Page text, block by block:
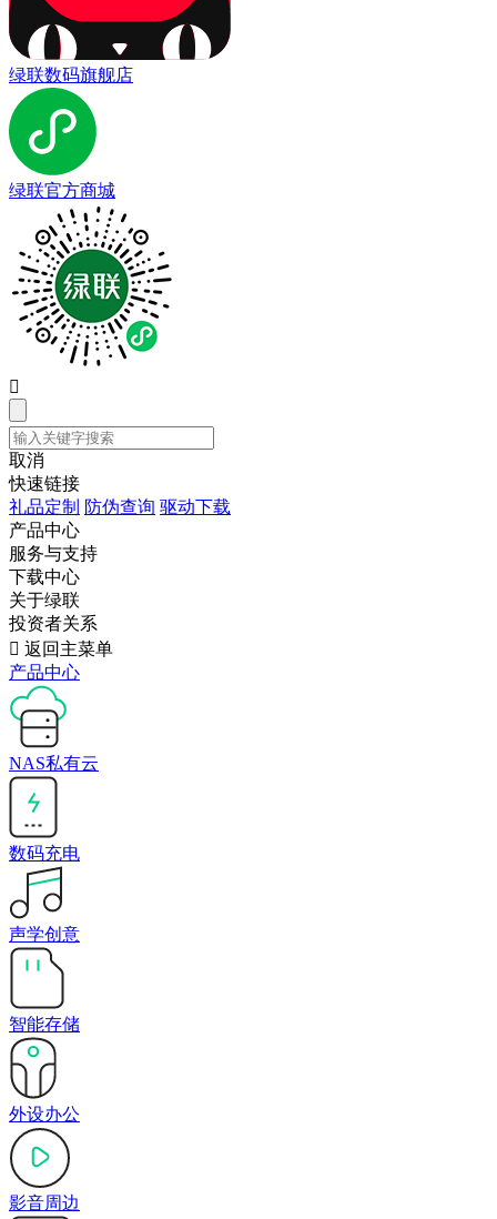
绿联数码旗舰店
绿联官方商城

取消
快速链接
礼品定制 防伪查询 驱动下载
产品中心
服务与支持
下载中心
关于绿联
投资者关系
 返回主菜单
产品中心
NAS私有云
数码充电
声学创意
智能存储
外设办公
影音周边